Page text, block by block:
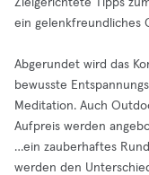
Zielgerichtete Tipps
ein gelenkfreundliches
Abgerundet wird das
bewusste
Meditation. Auch
Aufpreis werden
…ein zauberhaftes
werden den